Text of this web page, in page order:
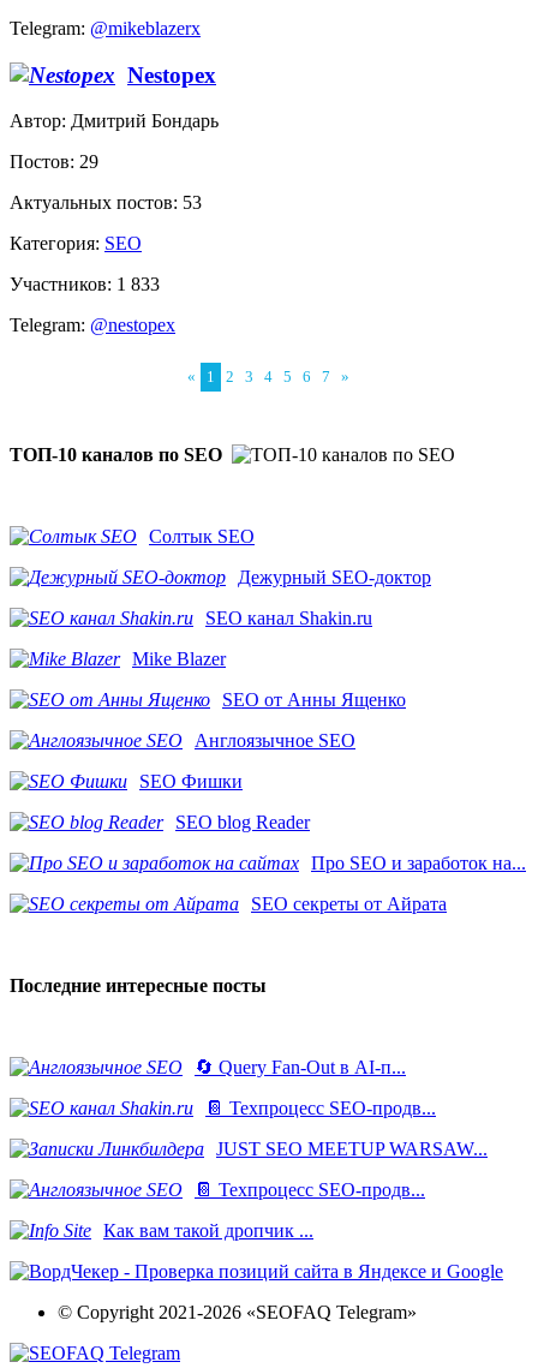
Telegram: @mikeblazerx
Nestopex
Автор: Дмитрий Бондарь
Постов: 29
Актуальных постов: 53
Категория: SEO
Участников: 1 833
Telegram: @nestopex
« 1 2 3 4 5 6 7 »
ТОП-10 каналов по SEO
Солтык SEO
Дежурный SEO-доктор
SEO канал Shakin.ru
Mike Blazer
SEO от Анны Ященко
Англоязычное SEO
SEO Фишки
SEO blog Reader
Про SEO и заработок на...
SEO секреты от Айрата
Последние интересные посты
🔄 Query Fan-Out в AI-п...
📔 Техпроцесс SEO-продв...
JUST SEO MEETUP WARSAW...
📔 Техпроцесс SEO-продв...
Как вам такой дропчик ...
© Copyright 2021-2026 «SEOFAQ Telegram»